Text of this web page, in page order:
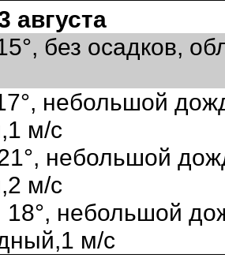
августа
без осадков,
небольшой
м/с
небольшой
м/с
небольшой
м/с